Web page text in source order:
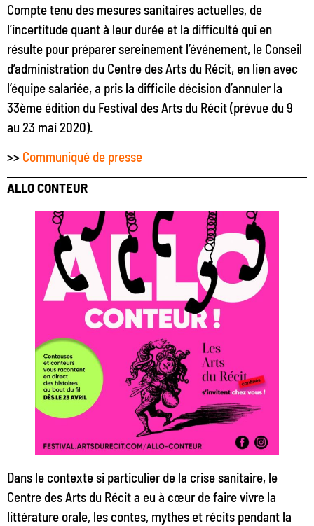
Compte tenu des mesures sanitaires actuelles, de
l’incertitude quant à leur durée et la difficulté qui en
résulte pour préparer sereinement l’événement, le Conseil
d’administration du Centre des Arts du Récit, en lien avec
l’équipe salariée, a pris la difficile décision d’annuler la
33ème édition du Festival des Arts du Récit (prévue du 9
au 23 mai 2020).
>> Communiqué de presse
ALLO CONTEUR
Dans le contexte si particulier de la crise sanitaire, le
Centre des Arts du Récit a eu à cœur de faire vivre la
littérature orale, les contes, mythes et récits pendant la